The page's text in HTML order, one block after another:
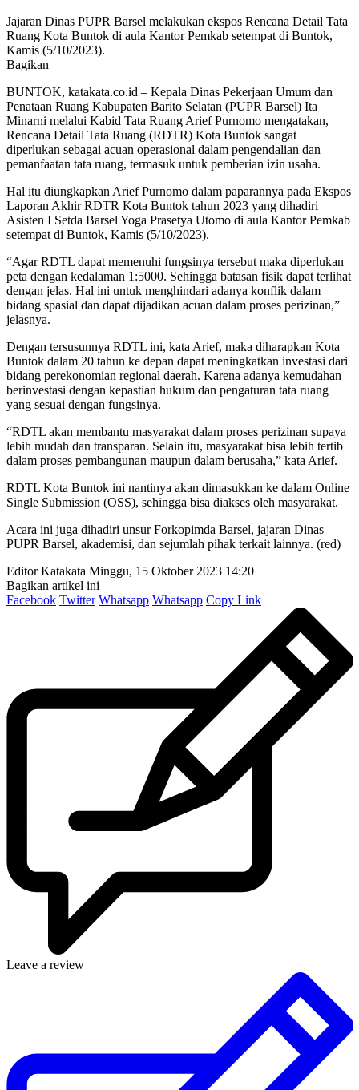
Jajaran Dinas PUPR Barsel melakukan ekspos Rencana Detail Tata
Ruang Kota Buntok di aula Kantor Pemkab setempat di Buntok,
Kamis (5/10/2023).
Bagikan
BUNTOK, katakata.co.id – Kepala Dinas Pekerjaan Umum dan
Penataan Ruang Kabupaten Barito Selatan (PUPR Barsel) Ita
Minarni melalui Kabid Tata Ruang Arief Purnomo mengatakan,
Rencana Detail Tata Ruang (RDTR) Kota Buntok sangat
diperlukan sebagai acuan operasional dalam pengendalian dan
pemanfaatan tata ruang, termasuk untuk pemberian izin usaha.
Hal itu diungkapkan Arief Purnomo dalam paparannya pada Ekspos
Laporan Akhir RDTR Kota Buntok tahun 2023 yang dihadiri
Asisten I Setda Barsel Yoga Prasetya Utomo di aula Kantor Pemkab
setempat di Buntok, Kamis (5/10/2023).
“Agar RDTL dapat memenuhi fungsinya tersebut maka diperlukan
peta dengan kedalaman 1:5000. Sehingga batasan fisik dapat terlihat
dengan jelas. Hal ini untuk menghindari adanya konflik dalam
bidang spasial dan dapat dijadikan acuan dalam proses perizinan,”
jelasnya.
Dengan tersusunnya RDTL ini, kata Arief, maka diharapkan Kota
Buntok dalam 20 tahun ke depan dapat meningkatkan investasi dari
bidang perekonomian regional daerah. Karena adanya kemudahan
berinvestasi dengan kepastian hukum dan pengaturan tata ruang
yang sesuai dengan fungsinya.
“RDTL akan membantu masyarakat dalam proses perizinan supaya
lebih mudah dan transparan. Selain itu, masyarakat bisa lebih tertib
dalam proses pembangunan maupun dalam berusaha,” kata Arief.
RDTL Kota Buntok ini nantinya akan dimasukkan ke dalam Online
Single Submission (OSS), sehingga bisa diakses oleh masyarakat.
Acara ini juga dihadiri unsur Forkopimda Barsel, jajaran Dinas
PUPR Barsel, akademisi, dan sejumlah pihak terkait lainnya. (red)
Editor Katakata Minggu, 15 Oktober 2023 14:20
Bagikan artikel ini
Facebook Twitter Whatsapp Whatsapp Copy Link
Leave a review